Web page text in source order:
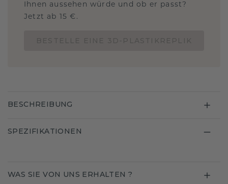
Ihnen aussehen würde und ob er passt?
Jetzt ab 15 €.
BESCHREIBUNG
SPEZIFIKATIONEN
WAS SIE VON UNS ERHALTEN ?